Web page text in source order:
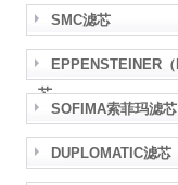
SMC滤芯
EPPENSTEINER（
芯
SOFIMA索菲玛滤芯
DUPLOMATIC滤芯